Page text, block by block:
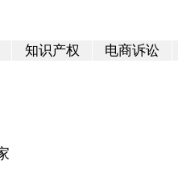
知识产权 电商诉讼